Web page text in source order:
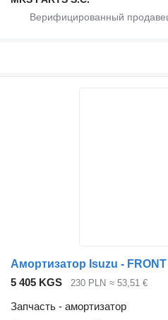
5 405 KGS 230 PLN ≈ 53,51 €
Запчасть - амортизатор